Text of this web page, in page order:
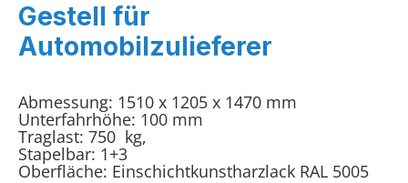
Gestell für
Automobilzulieferer
Abmessung: 1510 x 1205 x 1470 mm
Unterfahrhöhe: 100 mm
Traglast: 750 kg,
Stapelbar: 1+3
Oberfläche: Einschichtkunstharzlack RAL 5005